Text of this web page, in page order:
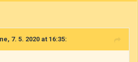
7. 5. 2020 at 16:35: